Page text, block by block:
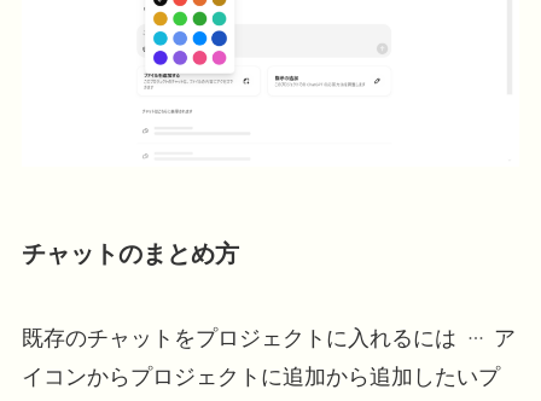
チャットのまとめ方
既存のチャットをプロジェクトに入れるには
ア
イコンからプロジェクトに追加から追加したいプ